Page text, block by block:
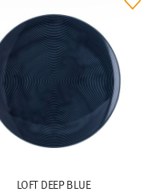
LOFT DEEP BLUE